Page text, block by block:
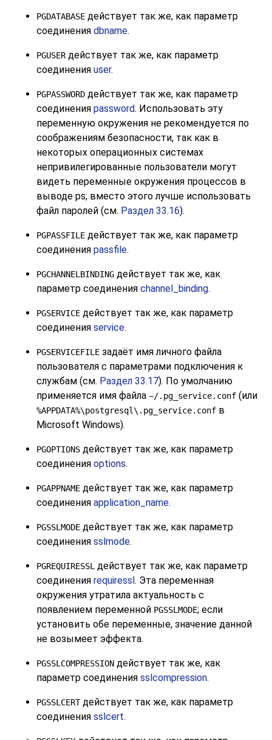
PGDATABASE действует так же, как параметр
соединения dbname.
PGUSERдействует так же, как параметр
соединения user.
PGPASSWORD действует так же, как параметр
соединения password. Использовать эту
переменную окружения не рекомендуется по
соображениям безопасности, так как в
некоторых операционных системах
непривилегированные пользователи могут
видеть переменные окружения процессов в
выводе ps; вместо этого лучше использовать
файл паролей (см. Раздел 33.16).
PGPASSFILE действует так же, как параметр
соединения passfile.
PGCHANNELBINDING действует так же, как
параметр соединения channel_binding.
PGSERVICE действует так же, как параметр
соединения service.
PGSERVICEFILE задаёт имя личного файла
пользователя с параметрами подключения к
службам (см. Раздел 33.17). По умолчанию
применяется имя файла ~/.pg_service.conf (или
%APPDATA%\postgresql\.pg_service.conf в
Microsoft Windows).
PGOPTIONS действует так же, как параметр
соединения options.
PGAPPNAME действует так же, как параметр
соединения application_name.
PGSSLMODE действует так же, как параметр
соединения sslmode.
PGREQUIRESSL действует так же, как параметр
соединения requiressl. Эта переменная
окружения утратила актуальность с
появлением переменной PGSSLMODE; если
установить обе переменные, значение данной
не возымеет эффекта.
PGSSLCOMPRESSION действует так же, как
параметр соединения sslcompression.
PGSSLCERTдействует так же, как параметр
соединения sslcert.